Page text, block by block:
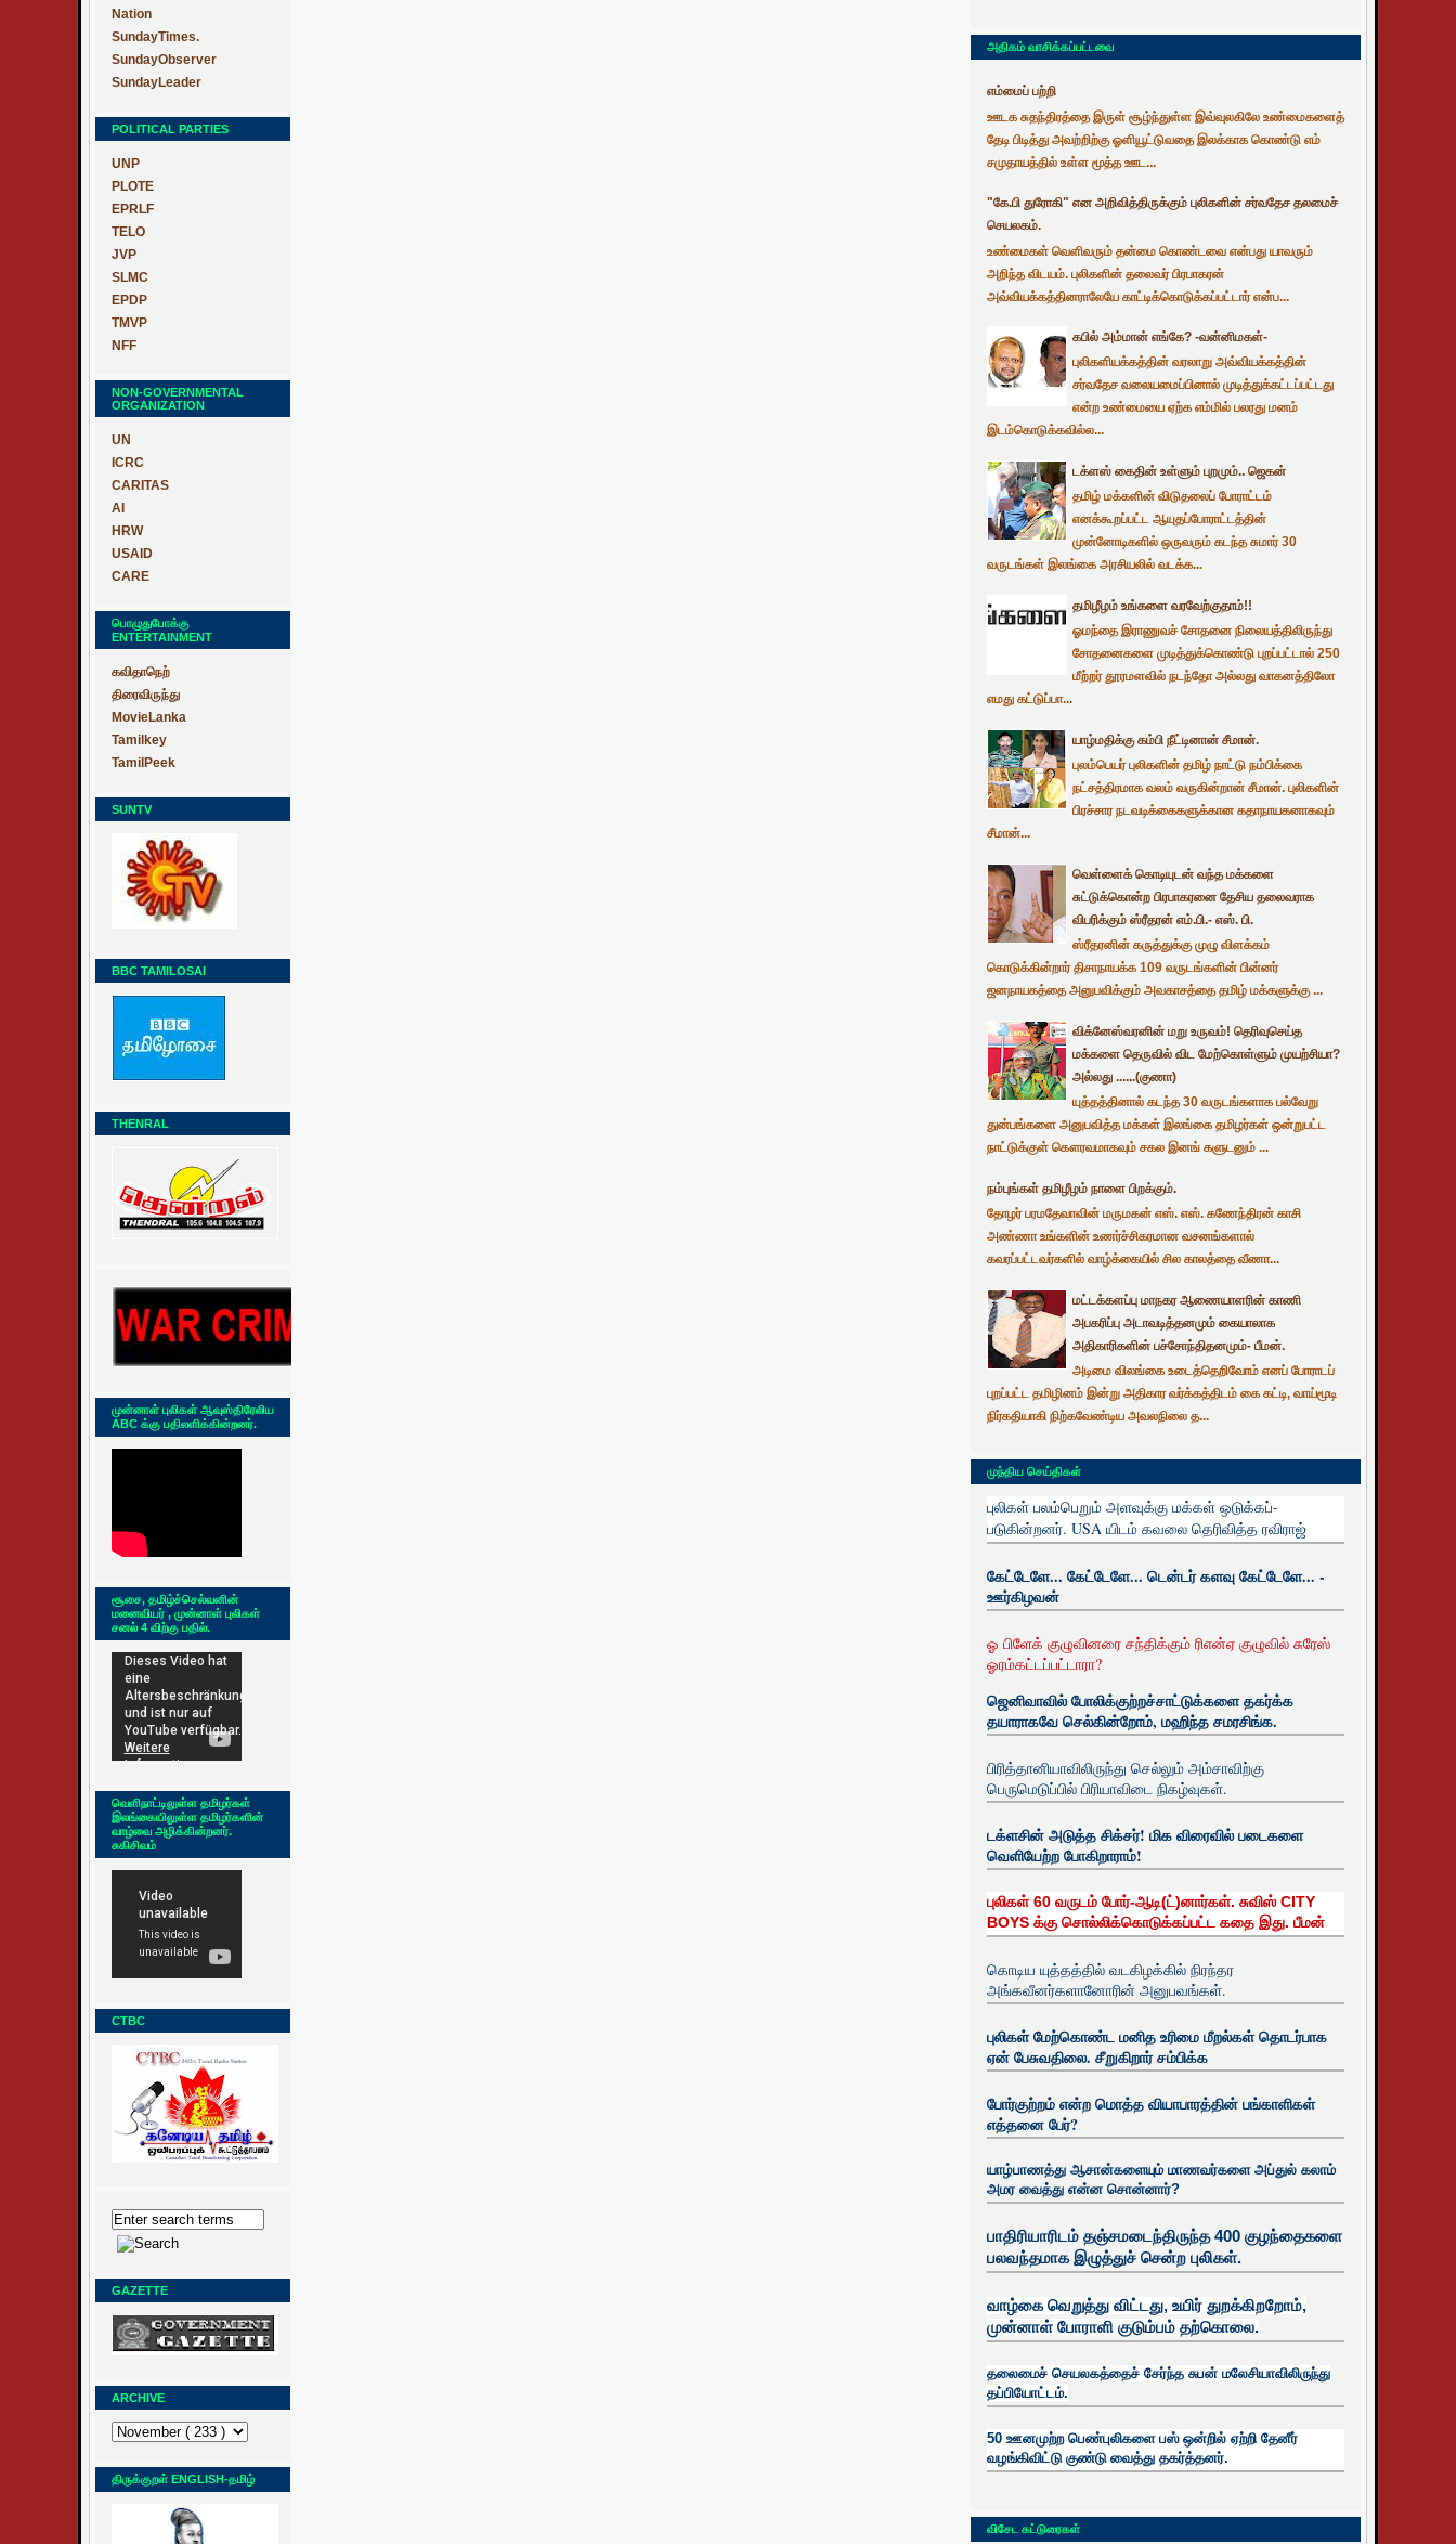
Nation
SundayTimes.
SundayObserver
SundayLeader
POLITICAL PARTIES
UNP
PLOTE
EPRLF
TELO
JVP
SLMC
EPDP
TMVP
NFF
NON-GOVERNMENTAL
ORGANIZATION
UN
ICRC
CARITAS
AI
HRW
USAID
CARE
பொழுதுபோக்கு
ENTERTAINMENT
கவிதாநெற்
திரைவிருந்து
MovieLanka
Tamilkey
TamilPeek
SUNTV
BBC TAMILOSAI
THENRAL
முன்னாள் புலிகள் ஆவுஸ்திரேலிய
ABC க்கு பதிலளிக்கின்றனர்.
சூசை, தமிழ்ச்செல்வனின்
மனைவியர் , முன்னாள் புலிகள்
சனல் 4 விற்கு பதில்.
வெளிநாட்டிலுள்ள தமிழர்கள்
இலங்கையிலுள்ள தமிழர்களின்
வாழ்வை அழிக்கின்றனர்.
சுகிசிவம்
CTBC
GAZETTE
ARCHIVE
திருக்குறள் ENGLISH-தமிழ்
அதிகம் வாசிக்கப்பட்டவை
எம்மைப் பற்றி
ஊடக சுதந்திரத்தை இருள் சூழ்ந்துள்ள இவ்வுலகிலே உண்மைகளைத்
தேடி பிடித்து அவற்றிற்கு ஓளியூட்டுவதை இலக்காக கொண்டு எம்
சமுதாயத்தில் உள்ள மூத்த ஊட...
"கே.பி துரோகி" என அறிவித்திருக்கும் புலிகளின் சர்வதேச தலமைச்
செயலகம்.
உண்மைகள் வெளிவரும் தன்மை கொண்டவை என்பது யாவரும்
அறிந்த விடயம். புலிகளின் தலைவர் பிரபாகரன்
அவ்வியக்கத்தினராலேயே காட்டிக்கொடுக்கப்பட்டார் என்ப...
கபில் அம்மான் எங்கே? -வன்னிமகள்-
புலிகளியக்கத்தின் வரலாறு அவ்வியக்கத்தின்
சர்வதேச வலையமைப்பினால் முடித்துக்கட்டப்பட்டது
என்ற உண்மையை ஏற்க எம்மில் பலரது மனம்
இடம்கொடுக்கவில்ல...
டக்ளஸ் கைதின் உள்ளும் புறமும்.. ஜெகன்
தமிழ் மக்களின் விடுதலைப் போராட்டம்
எனக்கூறப்பட்ட ஆயுதப்போராட்டத்தின்
முன்னோடிகளில் ஒருவரும் கடந்த சுமார் 30
வருடங்கள் இலங்கை அரசியலில் வடக்க...
தமிழீழம் உங்களை வரவேற்குதாம்!!
ஓமந்தை இராணுவச் சோதனை நிலையத்திலிருந்து
சோதனைகளை முடித்துக்கொண்டு புறப்பட்டால் 250
மீற்றர் தூரமளவில் நடந்தோ அல்லது வாகனத்திலோ
எமது கட்டுப்பா...
யாழ்மதிக்கு கம்பி நீட்டினான் சீமான்.
புலம்பெயர் புலிகளின் தமிழ் நாட்டு நம்பிக்கை
நட்சத்திரமாக வலம் வருகின்றான் சீமான். புலிகளின்
பிரச்சார நடவடிக்கைகளுக்கான கதாநாயகனாகவும்
சீமான்...
வெள்ளைக் கொடியுடன் வந்த மக்களை
சுட்டுக்கொன்ற பிரபாகரனை தேசிய தலைவராக
விபரிக்கும் ஸ்ரீதரன் எம்.பி.- எஸ். பி.
ஸ்ரீதரனின் கருத்துக்கு முழு விளக்கம்
கொடுக்கின்றார் திசாநாயக்க 109 வருடங்களின் பின்னர்
ஜனநாயகத்தை அனுபவிக்கும் அவகாசத்தை தமிழ் மக்களுக்கு ...
விக்னேஸ்வரனின் மறு உருவம்! தெரிவுசெய்த
மக்களை தெருவில் விட மேற்கொள்ளும் முயற்சியா?
அல்லது ......(குணா)
யுத்தத்தினால் கடந்த 30 வருடங்களாக பல்வேறு
துன்பங்களை அனுபவித்த மக்கள் இலங்கை தமிழர்கள் ஒன்றுபட்ட
நாட்டுக்குள் கௌரவமாகவும் சகல இனங் களுடனும் ...
நம்புங்கள் தமிழீழம் நாளை பிறக்கும்.
தோழர் பரமதேவாவின் மருமகன் எஸ். எஸ். கணேந்திரன் காசி
அண்ணா உங்களின் உணர்ச்சிகரமான வசனங்களால்
கவரப்பட்டவர்களில் வாழ்க்கையில் சில காலத்தை வீணா...
மட்டக்களப்பு மாநகர ஆணையாளரின் காணி
அபகரிப்பு அடாவடித்தனமும் கையாலாக
அதிகாரிகளின் பச்சோந்திதனமும்- பீமன்.
அடிமை விலங்கை உடைத்தெறிவோம் எனப் போராடப்
புறப்பட்ட தமிழினம் இன்று அதிகார வர்க்கத்திடம் கை கட்டி, வாய்மூடி
நிர்கதியாகி நிற்கவேண்டிய அவலநிலை த...
முந்திய செய்திகள்
புலிகள் பலம்பெறும் அளவுக்கு மக்கள் ஒடுக்கப்-
படுகின்றனர். USA யிடம் கவலை தெரிவித்த ரவிராஜ்
கேட்டேளே... கேட்டேளே... டென்டர் களவு கேட்டேளே... -
ஊர்கிழவன்
ஓ பிளேக் குழுவினரை சந்திக்கும் ரிஎன்ஏ குழுவில் சுரேஸ்
ஓரம்கட்டப்பட்டாரா?
ஜெனிவாவில் போலிக்குற்றச்சாட்டுக்களை தகர்க்க
தயாராகவே செல்கின்றோம், மஹிந்த சமரசிங்க.
பிரித்தானியாவிலிருந்து செல்லும் அம்சாவிற்கு
பெருமெடுப்பில் பிரியாவிடை நிகழ்வுகள்.
டக்ளசின் அடுத்த சிக்சர்! மிக விரைவில் படைகளை
வெளியேற்ற போகிறாராம்!
புலிகள் 60 வருடம் போர்-ஆடி(ட்)னார்கள். சுவிஸ் CITY
BOYS க்கு சொல்லிக்கொடுக்கப்பட்ட கதை இது. பீமன்
கொடிய யுத்தத்தில் வடகிழக்கில் நிரந்தர
அங்கவீனர்களானோரின் அனுபவங்கள்.
புலிகள் மேற்கொண்ட மனித உரிமை மீறல்கள் தொடர்பாக
ஏன் பேசுவதிலை. சீறுகிறார் சம்பிக்க
போர்குற்றம் என்ற மொத்த வியாபாரத்தின் பங்காளிகள்
எத்தனை பேர்?
யாழ்பாணத்து ஆசான்களையும் மாணவர்களை அப்துல் கலாம்
அமர வைத்து என்ன சொன்னார்?
பாதிரியாரிடம் தஞ்சமடைந்திருந்த 400 குழந்தைகளை
பலவந்தமாக இழுத்துச் சென்ற புலிகள்.
வாழ்கை வெறுத்து விட்டது, உயிர் துறக்கிறறோம்,
முன்னாள் போராளி குடும்பம் தற்கொலை.
தலைமைச் செயலகத்தைச் சேர்ந்த சுபன் மலேசியாவிலிருந்து
தப்பியோட்டம்.
50 ஊனமுற்ற பெண்புலிகளை பஸ் ஒன்றில் ஏற்றி தேனீர்
வழங்கிவிட்டு குண்டு வைத்து தகர்த்தனர்.
விசேட கட்டுரைகள்